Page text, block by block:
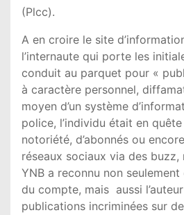
(Plcc).
A en croire le site
l’internaute qui porte les
conduit au parquet pour «
à caractère personnel,
moyen d’un système
police, l’individu était en
notoriété, d’abonnés ou
réseaux sociaux via des
YNB a reconnu non
du compte, mais aussi
publications incriminées sur